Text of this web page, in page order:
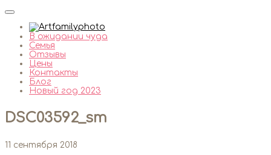
В ожидании чуда
Семья
Отзывы
Цены
Контакты
Блог
Новый год 2023
DSC03592_sm
11 сентября 2018